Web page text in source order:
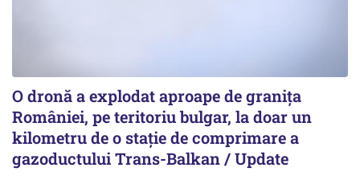
O dronă a explodat aproape de granița
României, pe teritoriu bulgar, la doar un
kilometru de o stație de comprimare a
gazoductului Trans-Balkan / Update